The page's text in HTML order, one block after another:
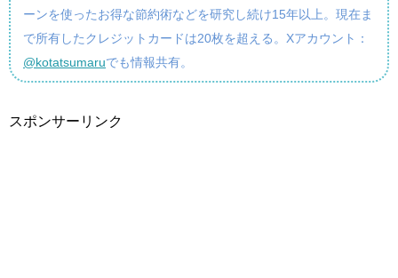
ーンを使ったお得な節約術などを研究し続け15年以上。現在ま
で所有したクレジットカードは20枚を超える。Xアカウント：
@kotatsumaruでも情報共有。
スポンサーリンク